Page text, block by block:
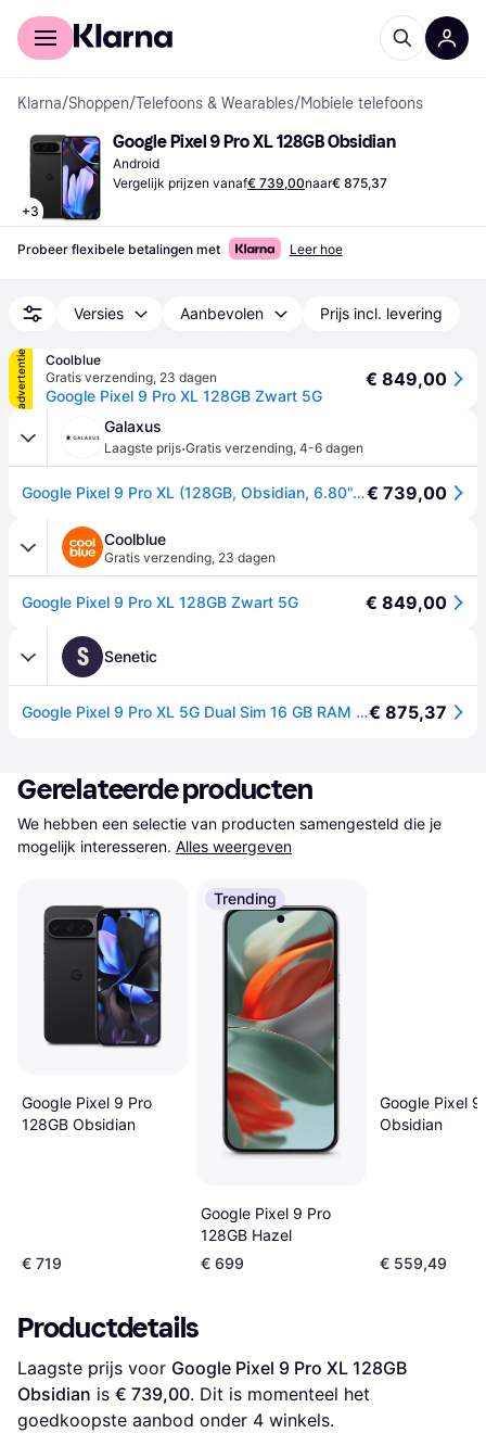
Voor shoppers
Klarna/Shoppen/Telefoons & Wearables/Mobiele telefoons
+3
Google Pixel 9 Pro XL 128GB Obsidian
Android
Vergelijk prijzen vanaf€ 739,00naar€ 875,37
Probeer flexibele betalingen met Leer hoe
Versies Aanbevolen Prijs incl. levering
advertentie
Coolblue
Gratis verzending, 23 dagen
Google Pixel 9 Pro XL 128GB Zwart 5G
€ 849,00
Galaxus
Laagste prijs·Gratis verzending, 4-6 dagen
Google Pixel 9 Pro XL (128GB, Obsidian, 6.80", SIM + eSIM, 5G), Smartphone, Zwart€ 739,00
Coolblue
Gratis verzending, 23 dagen
Google Pixel 9 Pro XL 128GB Zwart 5G € 849,00
S Senetic
Google Pixel 9 Pro XL 5G Dual Sim 16 GB RAM 128 GB GA05360-GB€ 875,37
Gerelateerde producten
We hebben een selectie van producten samengesteld die je
mogelijk interesseren. Alles weergeven
Google Pixel 9 Pro
128GB Obsidian
€ 719
Trending
Google Pixel 9 Pro
128GB Hazel
€ 699
Google Pixel 9
Obsidian
€ 559,49
Productdetails
Laagste prijs voor Google Pixel 9 Pro XL 128GB
Obsidian is € 739,00. Dit is momenteel het
goedkoopste aanbod onder 4 winkels.